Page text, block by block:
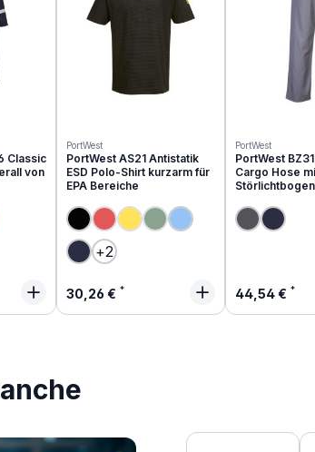
Classic
von
PortWest
PortWest AS21 Antistatik
ESD Polo-Shirt kurzarm für
EPA Bereiche
(Diese Option ist zurzeit nicht
(Diese Option ist zurzeit nicht
(Diese Option ist zurzeit
+2
Regulärer Preis:
30,26 €
PortWest
PortWest
Cargo Hose
Regulärer
44,54 €
Produktgalerie